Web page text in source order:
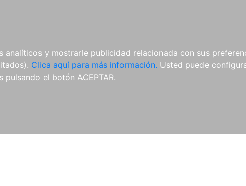
y mostrarle publicidad relacionada con sus
Clica aquí para más información. Usted puede
pulsando el botón ACEPTAR.
E-BOOKS
LibrosAutoresColecciones